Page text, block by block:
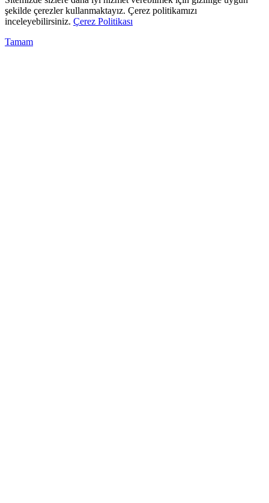
şekilde çerezler kullanmaktayız. Çerez politikamızı
inceleyebilirsiniz. Çerez Politikası
Tamam